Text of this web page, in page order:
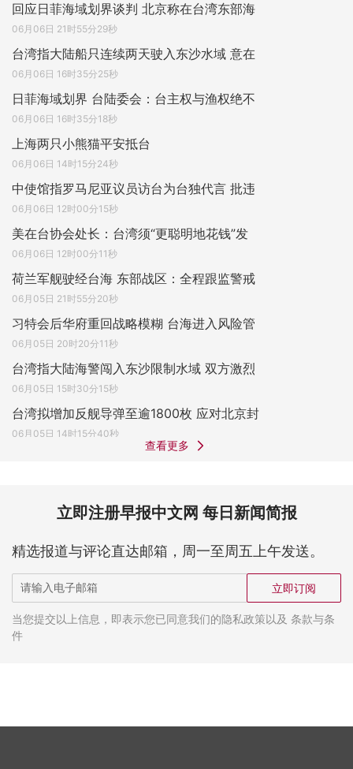
回应日菲海域划界谈判 北京称在台湾东部海
06月06日 21时55分29秒
台湾指大陆船只连续两天驶入东沙水域 意在
06月06日 16时35分25秒
日菲海域划界 台陆委会：台主权与渔权绝不
06月06日 16时35分18秒
上海两只小熊猫平安抵台
06月06日 14时15分24秒
中使馆指罗马尼亚议员访台为台独代言 批违
06月06日 12时00分15秒
美在台协会处长：台湾须“更聪明地花钱”发
06月06日 12时00分11秒
荷兰军舰驶经台海 东部战区：全程跟监警戒
06月05日 21时55分20秒
习特会后华府重回战略模糊 台海进入风险管
06月05日 20时20分11秒
台湾指大陆海警闯入东沙限制水域 双方激烈
06月05日 15时30分15秒
台湾拟增加反舰导弹至逾1800枚 应对北京封
06月05日 14时15分40秒
查看更多
立即注册早报中文网 每日新闻简报
精选报道与评论直达邮箱，周一至周五上午发送。
立即订阅
当您提交以上信息，即表示您已同意我们的隐私政策以及 条款与条
件